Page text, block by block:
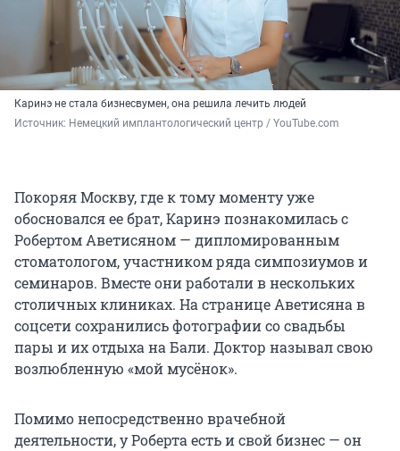
Каринэ не стала бизнесвумен, она решила лечить людей
Источник: Немецкий имплантологический центр / YouTube.com
Покоряя Москву, где к тому моменту уже
обосновался ее брат, Каринэ познакомилась с
Робертом Аветисяном — дипломированным
стоматологом, участником ряда симпозиумов и
семинаров. Вместе они работали в нескольких
столичных клиниках. На странице Аветисяна в
соцсети сохранились фотографии со свадьбы
пары и их отдыха на Бали. Доктор называл свою
возлюбленную «мой мусёнок».
Помимо непосредственно врачебной
деятельности, у Роберта есть и свой бизнес — он